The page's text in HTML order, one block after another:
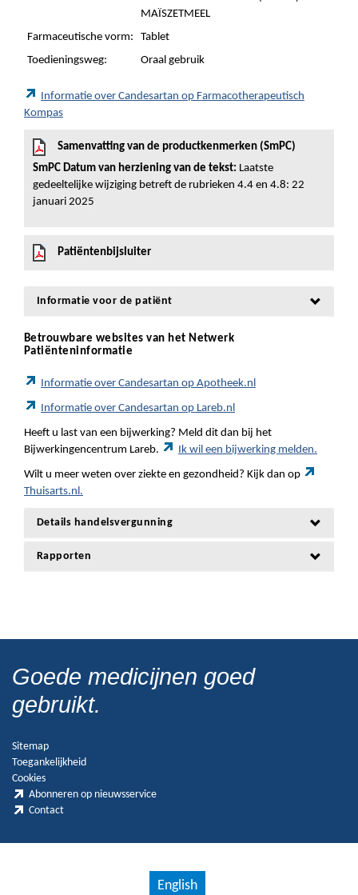
MAÏSZETMEEL
Farmaceutische vorm:
Tablet
Toedieningsweg:
Oraal gebruik
Informatie over Candesartan op Farmacotherapeutisch
Kompas
Samenvatting van de productkenmerken (SmPC)
SmPC Datum van herziening van de tekst: Laatste
gedeeltelijke wijziging betreft de rubrieken 4.4 en 4.8: 22
januari 2025
Patiëntenbijsluiter
Informatie voor de patiënt
Betrouwbare websites van het Netwerk
Patiënteninformatie
Informatie over Candesartan op Apotheek.nl
Informatie over Candesartan op Lareb.nl
Heeft u last van een bijwerking? Meld dit dan bij het
Bijwerkingencentrum Lareb.
Ik wil een bijwerking melden.
Wilt u meer weten over ziekte en gezondheid? Kijk dan op
Thuisarts.nl.
Details handelsvergunning
Rapporten
Goede medicijnen goed
gebruikt.
Sitemap
Toegankelijkheid
Cookies
Abonneren op nieuwsservice
Contact
English